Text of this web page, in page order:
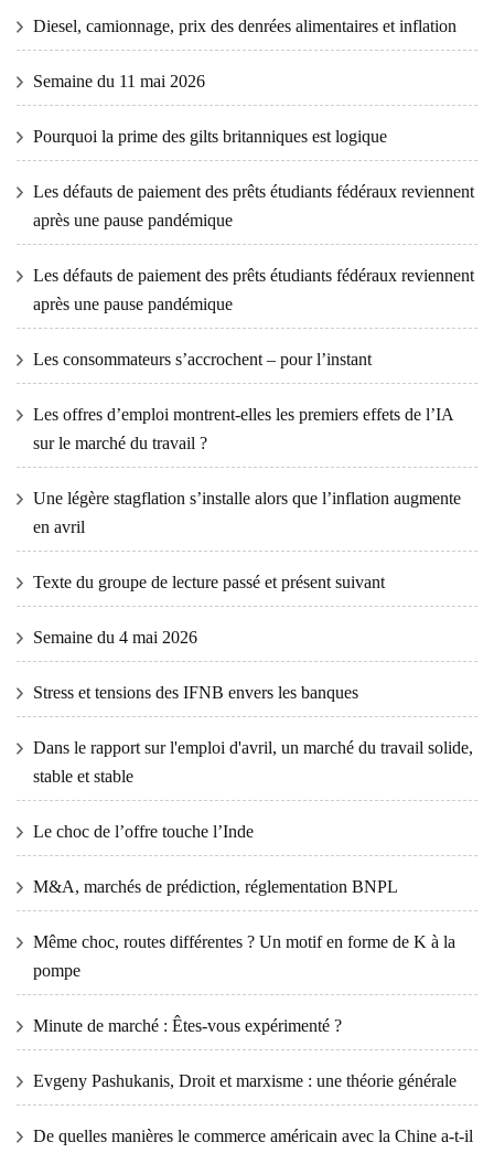
Diesel, camionnage, prix des denrées alimentaires et inflation
Semaine du 11 mai 2026
Pourquoi la prime des gilts britanniques est logique
Les défauts de paiement des prêts étudiants fédéraux reviennent
après une pause pandémique
Les défauts de paiement des prêts étudiants fédéraux reviennent
après une pause pandémique
Les consommateurs s’accrochent – ​​pour l’instant
Les offres d’emploi montrent-elles les premiers effets de l’IA
sur le marché du travail ?
Une légère stagflation s’installe alors que l’inflation augmente
en avril
Texte du groupe de lecture passé et présent suivant
Semaine du 4 mai 2026
Stress et tensions des IFNB envers les banques
Dans le rapport sur l'emploi d'avril, un marché du travail solide,
stable et stable
Le choc de l’offre touche l’Inde
M&A, marchés de prédiction, réglementation BNPL
Même choc, routes différentes ? Un motif en forme de K à la
pompe
Minute de marché : Êtes-vous expérimenté ?
Evgeny Pashukanis, Droit et marxisme : une théorie générale
De quelles manières le commerce américain avec la Chine a-t-il